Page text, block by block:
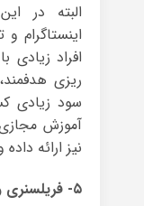
البته در
اینستاگرام
افراد
ریزی
سود زیادی
آموزش
نیز ارائه
۵- فریلسنری و دورکاری